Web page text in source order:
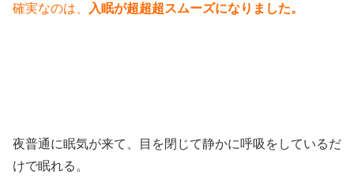
確実なのは、 入眠が超超超スムーズになりました。
夜普通に眠気が来て、目を閉じて静かに呼吸をしているだ
けで眠れる。